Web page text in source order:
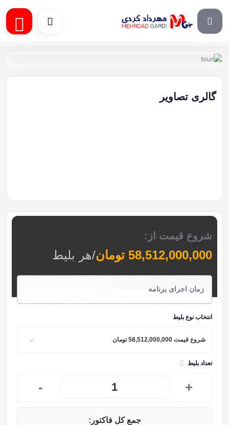
گالری تصاویر
شروع قیمت از:
58,512,000,000 تومان/هر بلیط
زمان اجرای برنامه
انتخاب نوع بلیط
شروع قیمت 58,512,000,000 تومان
تعداد بلیط
+
-
جمع کل فاکتور: